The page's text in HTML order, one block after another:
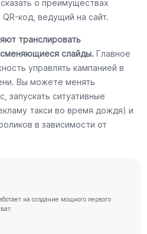
о преимуществах
код, ведущий на сайт.
транслировать
слайды. Главное
управлять кампанией в
Вы можете менять
запускать ситуативные
такси во время дождя) и
в зависимости от
на создание мощного первого